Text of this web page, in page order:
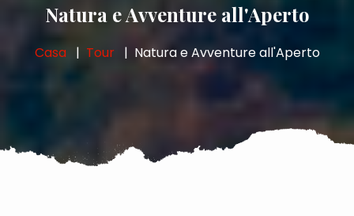
Natura e Avventure all'Aperto
Casa Tour Natura e Avventure all'Aperto